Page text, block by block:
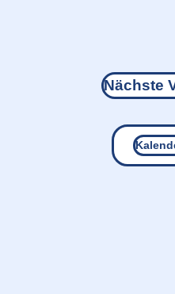
Nächste